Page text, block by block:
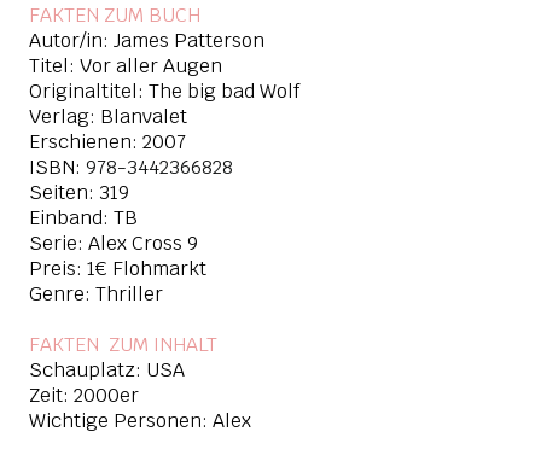
FAKTEN ZUM BUCH
Autor/in: James Patterson
Titel: Vor aller Augen
Originaltitel: The big bad Wolf
Verlag: Blanvalet
Erschienen: 2007
ISBN: 978-3442366828
Seiten: 319
Einband: TB
Serie: Alex Cross 9
Preis: 1€ Flohmarkt
Genre: Thriller
FAKTEN ZUM INHALT
Schauplatz: USA
Zeit: 2000er
Wichtige Personen: Alex